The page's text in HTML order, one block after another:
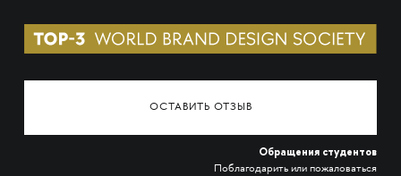
ОСТАВИТЬ ОТЗЫВ
Обращения студентов
Поблагодарить или пожаловаться